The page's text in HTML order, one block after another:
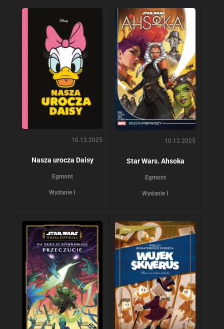
10.12.2025
Nasza urocza Daisy
Egmont
Wydanie I
10.12.2025
Star Wars. Ahsoka
Egmont
Wydanie I